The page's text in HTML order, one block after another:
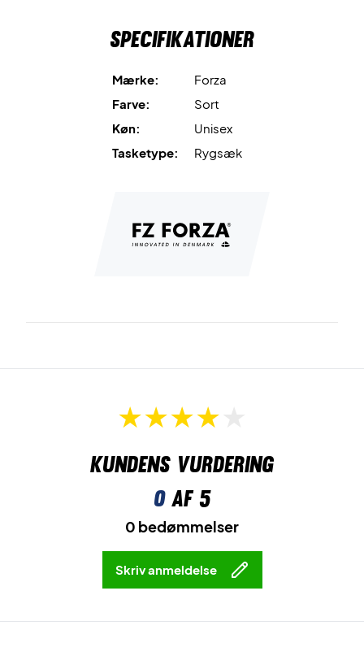
Specifikationer
Mærke:
Forza
Farve:
Sort
Køn:
Unisex
Tasketype:
Rygsæk
Kundens vurdering
0af 5
0 bedømmelser
Skriv anmeldelse